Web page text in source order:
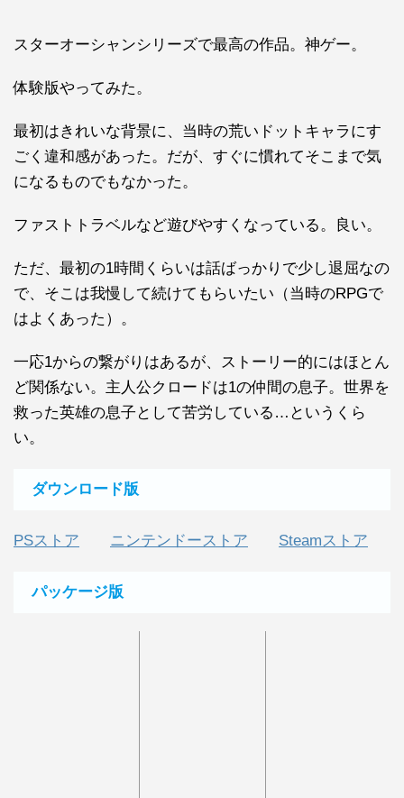
スターオーシャンシリーズで最高の作品。神ゲー。
体験版やってみた。
最初はきれいな背景に、当時の荒いドットキャラにす
ごく違和感があった。だが、すぐに慣れてそこまで気
になるものでもなかった。
ファストトラベルなど遊びやすくなっている。良い。
ただ、最初の1時間くらいは話ばっかりで少し退屈なの
で、そこは我慢して続けてもらいたい（当時のRPGで
はよくあった）。
一応1からの繋がりはあるが、ストーリー的にはほとん
ど関係ない。主人公クロードは1の仲間の息子。世界を
救った英雄の息子として苦労している…というくら
い。
ダウンロード版
PSストア ニンテンドーストア Steamストア
パッケージ版